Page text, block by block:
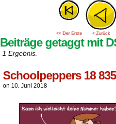
<< Der Erste < Zurück
Beiträge getaggt mit
1 Ergebnis.
Schoolpeppers 18 835
on 10. Juni 2018